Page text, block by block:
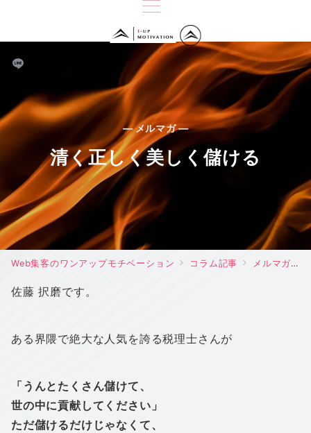
— メルマガ —
清く正しく美しく儲ける
Web集客のワンアップモチベーション コラム記事 メルマガ
佐藤 択磨です。
ある界隈で絶大な人気を誇る税理士さんが
「うんとたくさん儲けて、
世の中に貢献してください」
ただ儲けるだけじゃなくて、